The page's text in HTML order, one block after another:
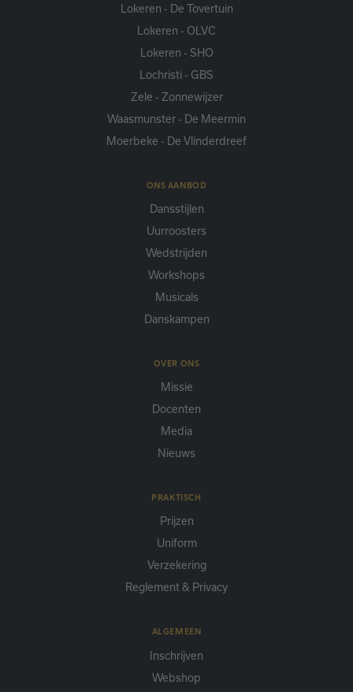
Lokeren - De Tovertuin
Lokeren - OLVC
Lokeren - SHO
Lochristi - GBS
Zele - Zonnewijzer
Waasmunster - De Meermin
Moerbeke - De Vlinderdreef
ONS AANBOD
Dansstijlen
Uurroosters
Wedstrijden
Workshops
Musicals
Danskampen
OVER ONS
Missie
Docenten
Media
Nieuws
PRAKTISCH
Prijzen
Uniform
Verzekering
Reglement & Privacy
ALGEMEEN
Inschrijven
Webshop